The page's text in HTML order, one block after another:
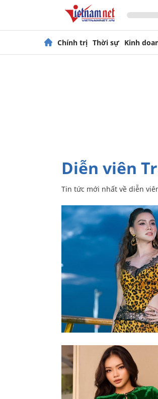
Chính trị Thời sự Kinh
diễn viên
Tin tức mới nhất về diễn